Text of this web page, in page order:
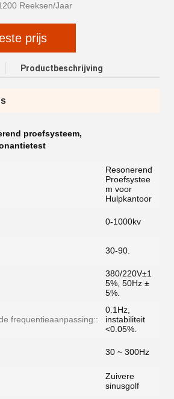
Reeksen/Jaar
prijs
Productbeschrijving
proefsysteem,
Resonerend
Proefsystee
m voor
Hulpkantoor
0-1000kv
30-90.
380/220V±1
5%, 50Hz ±
5%.
frequentieaanpassing::
0.1Hz,
instabiliteit
<0.05%.
30 ~ 300Hz
Zuivere
sinusgolf